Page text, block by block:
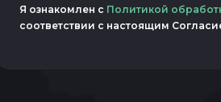
Я ознакомлен с Политикой
соответствии с настоящим